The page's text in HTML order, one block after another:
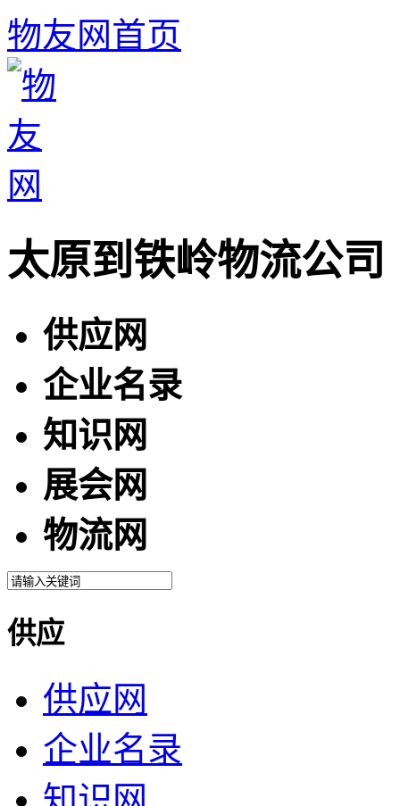
物友网首页
太原到铁岭物流公司
供应网
企业名录
知识网
展会网
物流网
供应
供应网
企业名录